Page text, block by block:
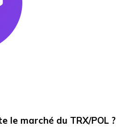
le marché du TRX/POL ?